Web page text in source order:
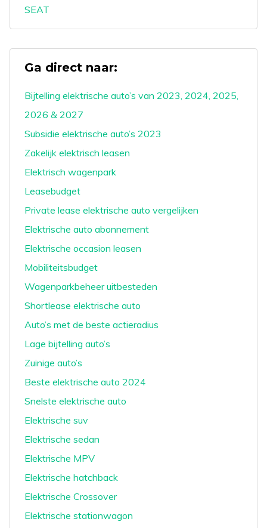
SEAT
Ga direct naar:
Bijtelling elektrische auto’s van 2023, 2024, 2025,
2026 & 2027
Subsidie elektrische auto’s 2023
Zakelijk elektrisch leasen
Elektrisch wagenpark
Leasebudget
Private lease elektrische auto vergelijken
Elektrische auto abonnement
Elektrische occasion leasen
Mobiliteitsbudget
Wagenparkbeheer uitbesteden
Shortlease elektrische auto
Auto’s met de beste actieradius
Lage bijtelling auto’s
Zuinige auto’s
Beste elektrische auto 2024
Snelste elektrische auto
Elektrische suv
Elektrische sedan
Elektrische MPV
Elektrische hatchback
Elektrische Crossover
Elektrische stationwagon